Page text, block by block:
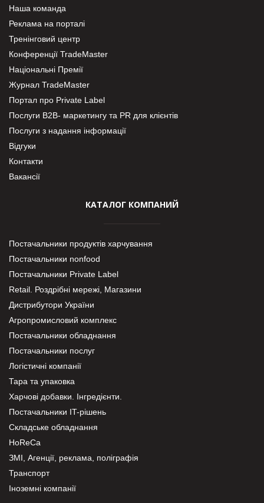
Наша команда
Реклама на порталі
Тренінговий центр
Конференції TradeMaster
Національні Премії
Журнал TradeMaster
Портал про Private Label
Послуги В2В- маркетингу та PR для клієнтів
Послуги з надання інформації
Відгуки
Контакти
Вакансії
КАТАЛОГ КОМПАНИЙ
Постачальники продуктів харчування
Постачальники nonfood
Постачальники Private Label
Retail. Роздрібні мережі, Магазини
Дистрибутори України
Агропромисловий комплекс
Постачальники обладнання
Постачальники послуг
Логістичні компанії
Тара та упаковка
Харчові добавки. Інгредієнти.
Постачальники IT-рішень
Складське обладнання
HoReCa
ЗМІ, Агенції, реклама, поліграфія
Транспорт
Іноземні компанії